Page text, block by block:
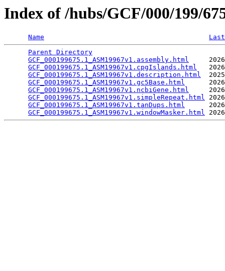
Index of /hubs/GCF/000/199/
Name
Parent Directory
GCF_000199675.1_ASM19967v1.assembly.html
GCF_000199675.1_ASM19967v1.cpgIslands.html
GCF_000199675.1_ASM19967v1.description.html
GCF_000199675.1_ASM19967v1.gc5Base.html
GCF_000199675.1_ASM19967v1.ncbiGene.html
GCF_000199675.1_ASM19967v1.simpleRepeat.html
GCF_000199675.1_ASM19967v1.tanDups.html
GCF_000199675.1_ASM19967v1.windowMasker.html